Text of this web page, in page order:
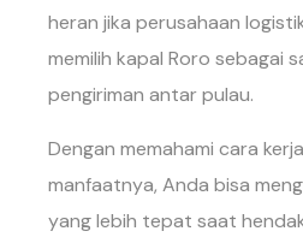
heran jika perusahaan
memilih kapal Roro sebagai
pengiriman antar pulau.
Dengan memahami cara
manfaatnya, Anda bisa
yang lebih tepat saat